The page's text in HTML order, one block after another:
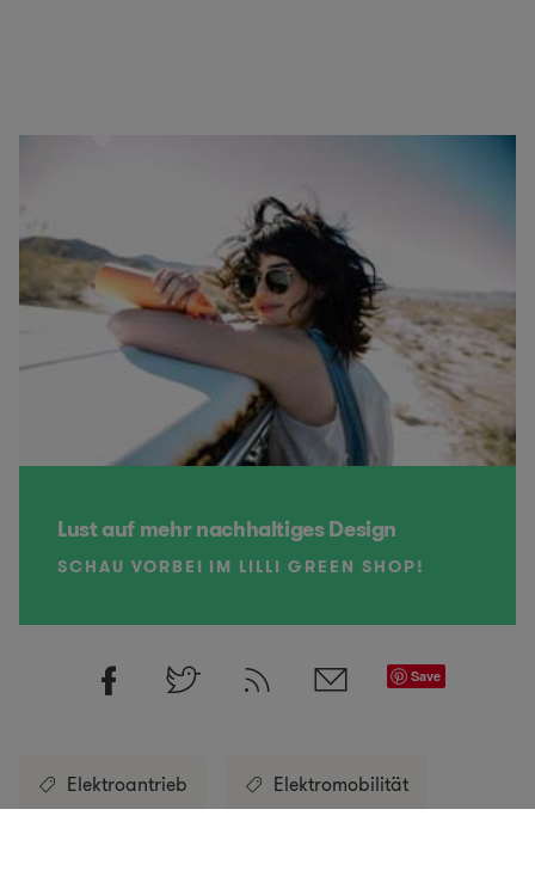
Lust auf mehr nachhaltiges Design
SCHAU VORBEI IM LILLI GREEN SHOP!
Save
Elektroantrieb Elektromobilität